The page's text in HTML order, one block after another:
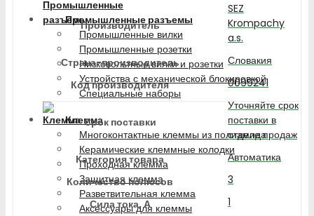
Промышленные разъемы
Промышленные вилки
Промышленные розетки
Низковольтные вилки и розетки
Устройства с механической блокировкой
Специальные наборы
Клемма
Многоконтактные клеммы из полиамида
Керамические клеммные колодки
Проходная клемма
Защитная клемма
Разветвительная клемма
Аксессуары для клеммы
Производитель
SEZ
Krompachy
a.s.
Страна-производитель
Словакия
Код производителя
0099241
Срок поставки
Уточняйте срок
поставки в
отделе продаж
Категория товара
Автоматика
Количество полюсов
3
Сила тока, А
1